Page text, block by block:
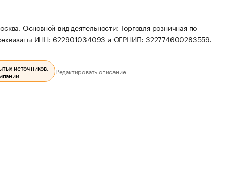
Основной вид деятельности: Торговля розничная по
ИНН: 622901034093 и ОГРНИП: 322774600283559.
источников.
Редактировать описание